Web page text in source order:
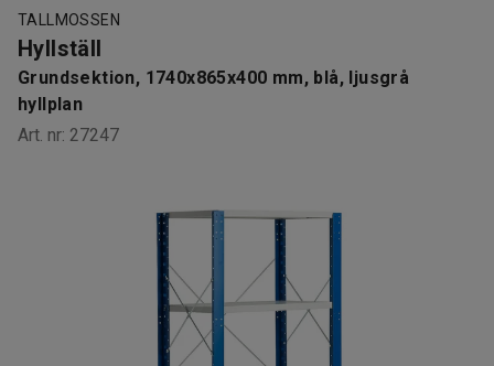
TALLMOSSEN
Hyllställ
Grundsektion, 1740x865x400 mm, blå, ljusgrå
hyllplan
Art. nr: 27247